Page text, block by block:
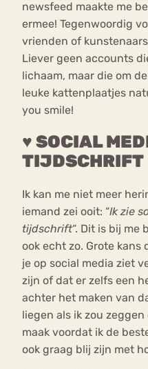
newsfeed maakte me
ermee! Tegenwoordig
vrienden of
Liever geen accounts
lichaam, maar die om
leuke kattenplaatjes
you smile!
♥ SOCIAL
TIJDSCHRIFT
Ik kan me niet meer
iemand zei ooit: “Ik zie
tijdschrift“. Dit is bij me
ook echt zo. Grote kans
je op social media ziet
zijn of dat er zelfs een
achter het maken van
liegen als ik zou
maak voordat ik de
ook graag blij zijn met